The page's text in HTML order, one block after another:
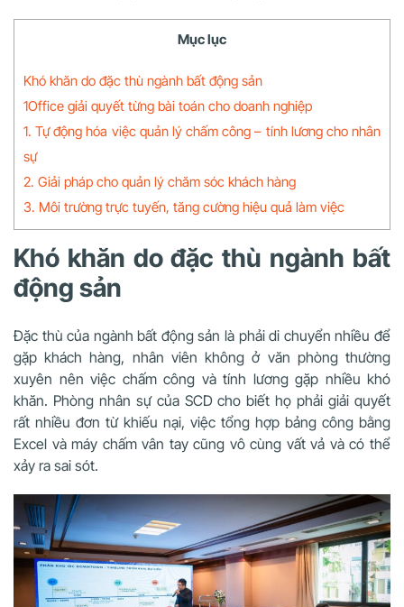
Mục lục
Khó khăn do đặc thù ngành bất động sản
1Office giải quyết từng bài toán cho doanh nghiệp
1. Tự động hóa việc quản lý chấm công – tính lương cho nhân
sự
2. Giải pháp cho quản lý chăm sóc khách hàng
3. Môi trường trực tuyến, tăng cường hiệu quả làm việc
Khó khăn do đặc thù ngành bất
động sản
Đặc thù của ngành bất động sản là phải di chuyển nhiều để
gặp khách hàng, nhân viên không ở văn phòng thường
xuyên nên việc chấm công và tính lương gặp nhiều khó
khăn. Phòng nhân sự của SCD cho biết họ phải giải quyết
rất nhiều đơn từ khiếu nại, việc tổng hợp bảng công bằng
Excel và máy chấm vân tay cũng vô cùng vất vả và có thể
xảy ra sai sót.